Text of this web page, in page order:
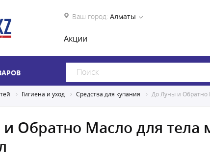
Ваш город: Алматы
Акции
Гигиена и уход Средства для купания До Луны и Обратно
Обратно Масло для тела